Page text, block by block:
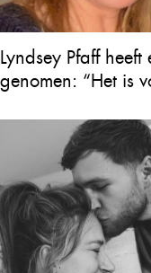
Lyndsey Pfaff
genomen: “Het is